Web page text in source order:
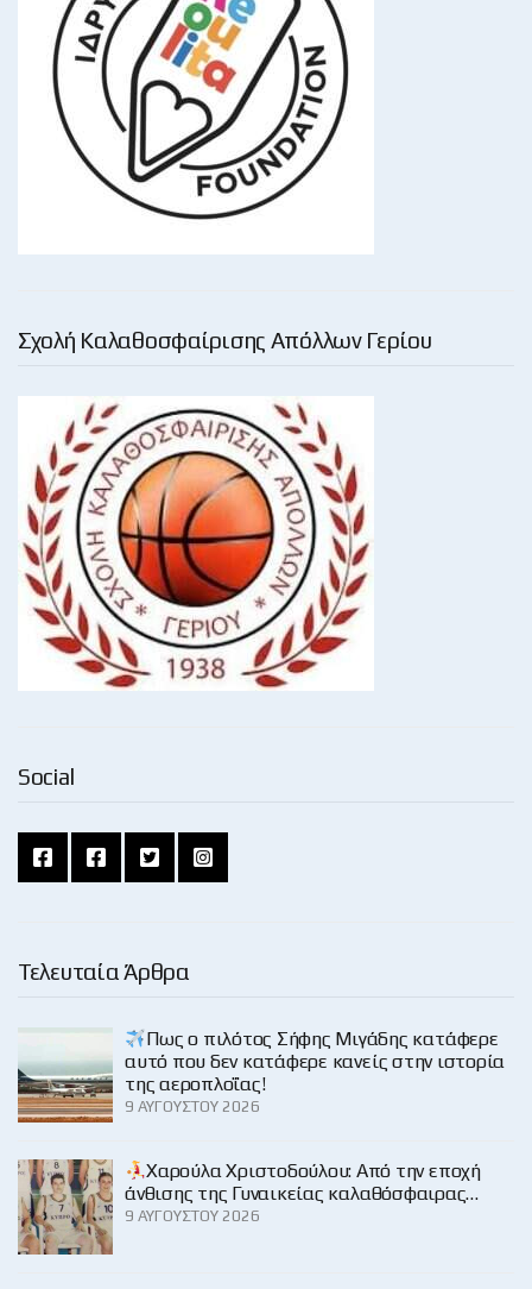
Σχολή Καλαθοσφαίρισης Απόλλων Γερίου
Social
Τελευταία Άρθρα
Πως ο πιλότος Σήφης Μιγάδης κατάφερε
αυτό που δεν κατάφερε κανείς στην ιστορία
της αεροπλοΐας!
9 ΑΥΓΟΎΣΤΟΥ 2026
Χαρούλα Χριστοδούλου: Από την εποχή
άνθισης της Γυναικείας καλαθόσφαιρας…
9 ΑΥΓΟΎΣΤΟΥ 2026